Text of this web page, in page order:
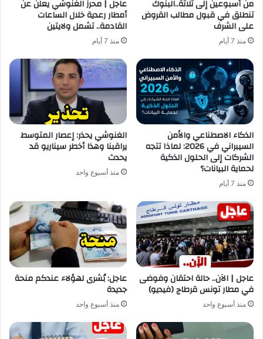
من أسبوعين إلى ثلاثة..البنوك
تنطلق في قبول مطالب القروض
على الشرف
منذ 7 أيام
عاجل | محرز الغنوشي يعلن عن
أمطار رعدية خلال الساعات
القادمة.. تشمل ولايتين
منذ 7 أيام
الذكاء الاصطناعي والأمن
السيبراني في 2026: لماذا تتجه
الشركات إلى الحلول الذكية
لحماية البيانات؟
منذ 7 أيام
الغنوشي يحذر: إعصار المتوسط
يراقبنا وهذا أخطر سيناريو قد
يحدث
منذ أسبوع واحد
عاجل | الآن.. حالة احتقان وفوضى
في مطار تونس قرطاج (فيديو)
منذ أسبوع واحد
عاجل: بُشرى لهؤلاء عندكم منحة
جديدة
منذ أسبوع واحد